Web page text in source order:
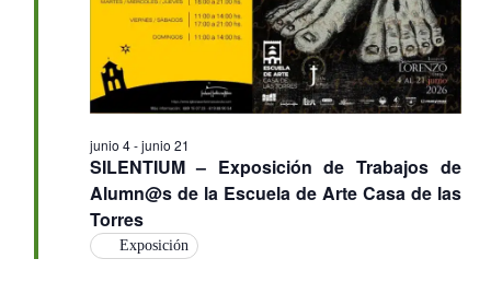
SILENTIUM – Exposición de Trabajos de
Alumn@s de la Escuela de Arte Casa de las
Torres
junio 4-junio 21
Exposición